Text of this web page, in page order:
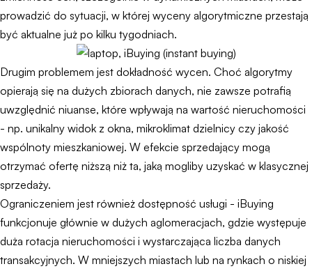
prowadzić do sytuacji, w której wyceny algorytmiczne przestają
być aktualne już po kilku tygodniach.
Drugim problemem jest dokładność wycen. Choć algorytmy
opierają się na dużych zbiorach danych, nie zawsze potrafią
uwzględnić niuanse, które wpływają na wartość nieruchomości
- np. unikalny widok z okna, mikroklimat dzielnicy czy jakość
wspólnoty mieszkaniowej. W efekcie sprzedający mogą
otrzymać ofertę niższą niż ta, jaką mogliby uzyskać w klasycznej
sprzedaży.
Ograniczeniem jest również dostępność usługi - iBuying
funkcjonuje głównie w dużych aglomeracjach, gdzie występuje
duża rotacja nieruchomości i wystarczająca liczba danych
transakcyjnych. W mniejszych miastach lub na rynkach o niskiej